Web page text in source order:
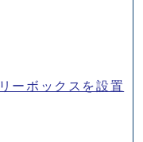
ーボックスを設置